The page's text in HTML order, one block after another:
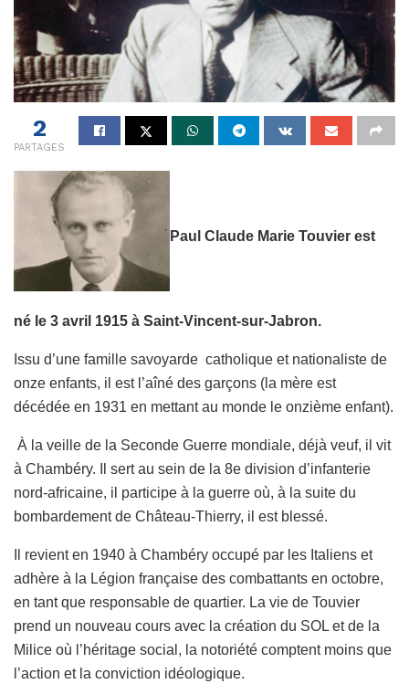
2
PARTAGES
Paul Claude Marie Touvier est
né le 3 avril 1915 à Saint-Vincent-sur-Jabron.
Issu d’une famille savoyarde catholique et nationaliste de
onze enfants, il est l’aîné des garçons (la mère est
décédée en 1931 en mettant au monde le onzième enfant).
À la veille de la Seconde Guerre mondiale, déjà veuf, il vit
à Chambéry. Il sert au sein de la 8e division d’infanterie
nord-africaine, il participe à la guerre où, à la suite du
bombardement de Château-Thierry, il est blessé.
Il revient en 1940 à Chambéry occupé par les Italiens et
adhère à la Légion française des combattants en octobre,
en tant que responsable de quartier. La vie de Touvier
prend un nouveau cours avec la création du SOL et de la
Milice où l’héritage social, la notoriété comptent moins que
l’action et la conviction idéologique.